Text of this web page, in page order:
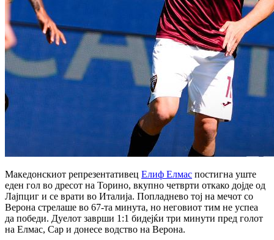
Македонскиот репрезентативец Елиф Елмас постигна уште
еден гол во дресот на Торино, вкупно четврти откако дојде од
Лајпциг и се врати во Италија. Попладнево тој на мечот со
Верона стрелаше во 67-та минута, но неговиот тим не успеа
да победи. Дуелот заврши 1:1 бидејќи три минути пред голот
на Елмас, Сар и донесе водство на Верона.